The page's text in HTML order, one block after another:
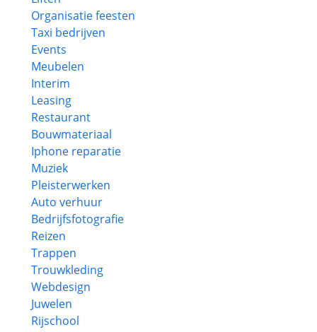
Organisatie feesten
Taxi bedrijven
Events
Meubelen
Interim
Leasing
Restaurant
Bouwmateriaal
Iphone reparatie
Muziek
Pleisterwerken
Auto verhuur
Bedrijfsfotografie
Reizen
Trappen
Trouwkleding
Webdesign
Juwelen
Rijschool